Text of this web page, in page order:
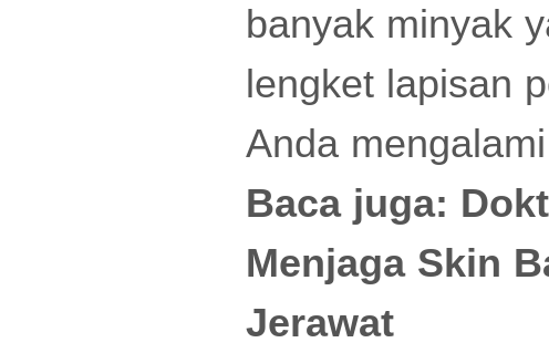
banyak minyak
lengket lapisan
Anda
Baca juga:
Menjaga Skin
Jerawat